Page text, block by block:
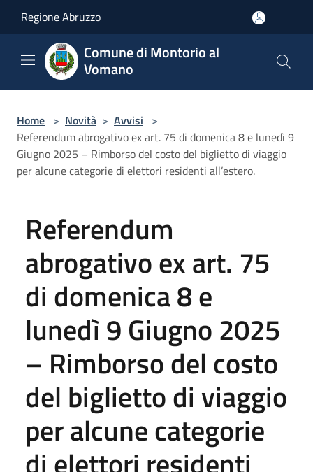
Regione Abruzzo
Comune di Montorio al
Vomano
Home > Novità > Avvisi >
Referendum abrogativo ex art. 75 di domenica 8 e lunedì 9
Giugno 2025 – Rimborso del costo del biglietto di viaggio
per alcune categorie di elettori residenti all’estero.
Referendum
abrogativo ex art. 75
di domenica 8 e
lunedì 9 Giugno 2025
– Rimborso del costo
del biglietto di viaggio
per alcune categorie